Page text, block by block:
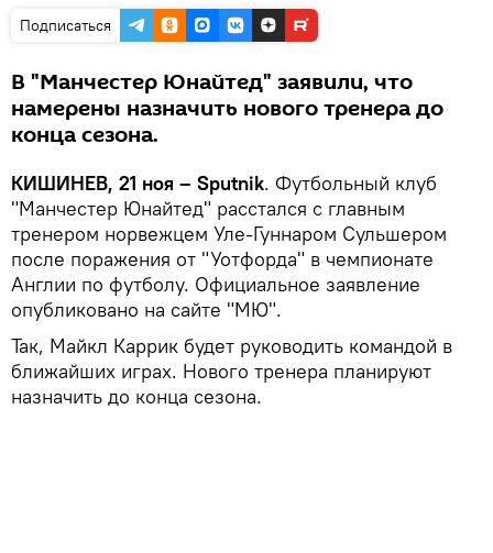
Подписаться
В "Манчестер Юнайтед" заявили, что
намерены назначить нового тренера до
конца сезона.
КИШИНЕВ, 21 ноя – Sputnik. Футбольный клуб
"Манчестер Юнайтед" расстался с главным
тренером норвежцем Уле-Гуннаром Сульшером
после поражения от "Уотфорда" в чемпионате
Англии по футболу. Официальное заявление
опубликовано на сайте "МЮ".
Так, Майкл Каррик будет руководить командой в
ближайших играх. Нового тренера планируют
назначить до конца сезона.